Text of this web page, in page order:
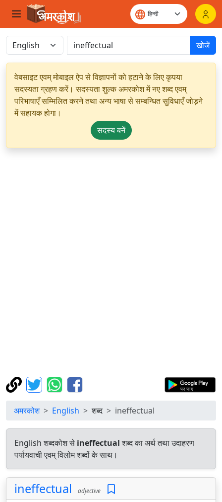
खोजें
वेबसाइट एवम् मोबाइल ऐप से विज्ञापनों को हटाने के लिए कृपया
सदस्यता ग्रहण करें। सदस्यता शुल्क अमरकोश में नए शब्द एवम्
परिभाषाएँ सम्मिलित करने तथा अन्य भाषा से सम्बन्धित सुविधाएँ जोड़ने
में सहायक होगा।
सदस्य बनें
अमरकोश English शब्द ineffectual
English शब्दकोश से ineffectualशब्द का अर्थ तथा उदाहरण
पर्यायवाची एवम् विलोम शब्दों के साथ।
ineffectual adjective